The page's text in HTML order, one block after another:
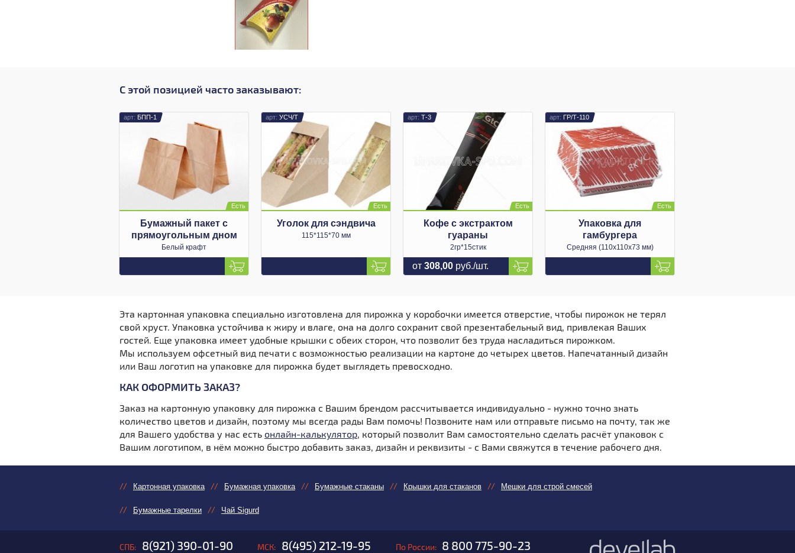
С этой позицией часто заказывают:
БПП-1
Бумажный пакет с
прямоугольным дном
Белый крафт
УСЧ/Т
Уголок для сэндвича
115*115*70 мм
Т-3
Кофе с экстрактом
гуараны
2гр*15стик
от 308,00 руб./шт.
ГР/Т-110
Упаковка для
гамбургера
Средняя (110х110х73 мм)
Эта картонная упаковка специально изготовлена для пирожка у коробочки имеется отверстие, чтобы пирожок не терял
свой хруст. Упаковка устойчива к жиру и влаге, она на долго сохранит свой презентабельный вид, привлекая Ваших
гостей. Еще упаковка имеет удобные крышки с обеих сторон, что позволит без труда насладиться пирожком.
Мы используем офсетный вид печати с возможностью реализации на картоне до четырех цветов. Напечатанный дизайн
или Ваш логотип на упаковке для пирожка будет выглядеть превосходно.
КАК ОФОРМИТЬ ЗАКАЗ?
Заказ на картонную упаковку для пирожка с Вашим брендом рассчитывается индивидуально - нужно точно знать
количество цветов и дизайн, поэтому мы всегда рады Вам помочь! Позвоните нам или отправьте письмо на почту, так же
для Вашего удобства у нас есть онлайн-калькулятор , который позволит Вам самостоятельно сделать расчёт упаковок с
Вашим логотипом, в нём можно быстро добавить заказ, дизайн и реквизиты - с Вами свяжутся в течение рабочего дня.
Картонная упаковка Бумажная упаковка Бумажные стаканы Крышки для стаканов Мешки для строй смесей
Бумажные тарелки Чай Sigurd
СПБ: 8(921) 390-01-90 МСК: 8(495) 212-19-95 По России: 8 800 775-90-23